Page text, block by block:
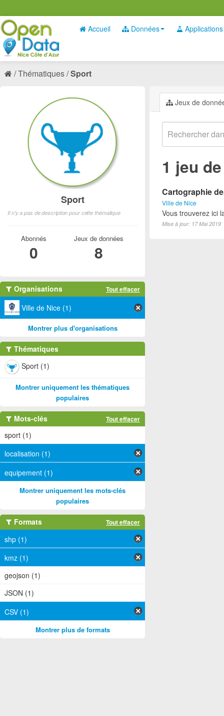
Accueil Données Applications
Thématiques Sport
Jeux de
1 jeu
Cartographie
Ville de Nice
Vous trouverez ici
Mise à jour: 17 Mai 2019
Sport
Il n'y a pas de description pour cette thématique
Abonnés
0
Jeux de données
8
Organisations Tout effacer
Ville de Nice (1)
Montrer plus d'organisations
Thématiques
Sport (1)
Montrer uniquement les thématiques
populaires
Mots-clés Tout effacer
sport (1)
localisation (1)
equipement (1)
Montrer uniquement les mots-clés
populaires
Formats Tout effacer
shp (1)
kmz (1)
geojson (1)
JSON (1)
CSV (1)
Montrer plus de formats